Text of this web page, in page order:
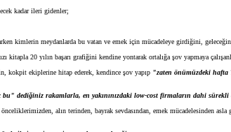
kadar ileri gidenler;
kimlerin meydanlarda bu vatan ve emek için mücadeleye girdiğini,
kitapla 20 yılın başarı grafiğini kendine yontarak ortalığa şov yapmaya
kokpit ekiplerine hitap ederek, kendince şov yapıp "zaten önümüzdeki hafta
dediğiniz rakamlarla, en yakınınızdaki low-cost firmaların dahi sürekli
alın terinden, bayrak sevdasından, emek mücadelesinden